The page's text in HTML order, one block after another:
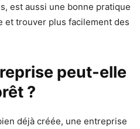
est aussi une bonne pratique
et trouver plus facilement des
peut-elle
?
déjà créée, une entreprise